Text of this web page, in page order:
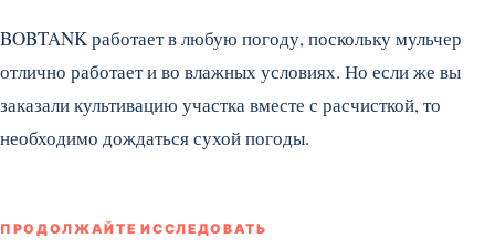
BOBTANK работает в любую погоду, поскольку мульчер
отлично работает и во влажных условиях. Но если же вы
заказали культивацию участка вместе с расчисткой, то
необходимо дождаться сухой погоды.
ПРОДОЛЖАЙТЕ ИССЛЕДОВАТЬ